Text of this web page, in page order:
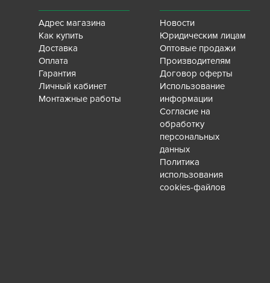
Адрес магазина
Как купить
Доставка
Оплата
Гарантия
Личный кабинет
Монтажные работы
Новости
Юридическим лицам
Оптовые продажи
Производителям
Договор оферты
Использование
информации
Согласие на
обработку
персональных
данных
Политика
использования
cookies-файлов